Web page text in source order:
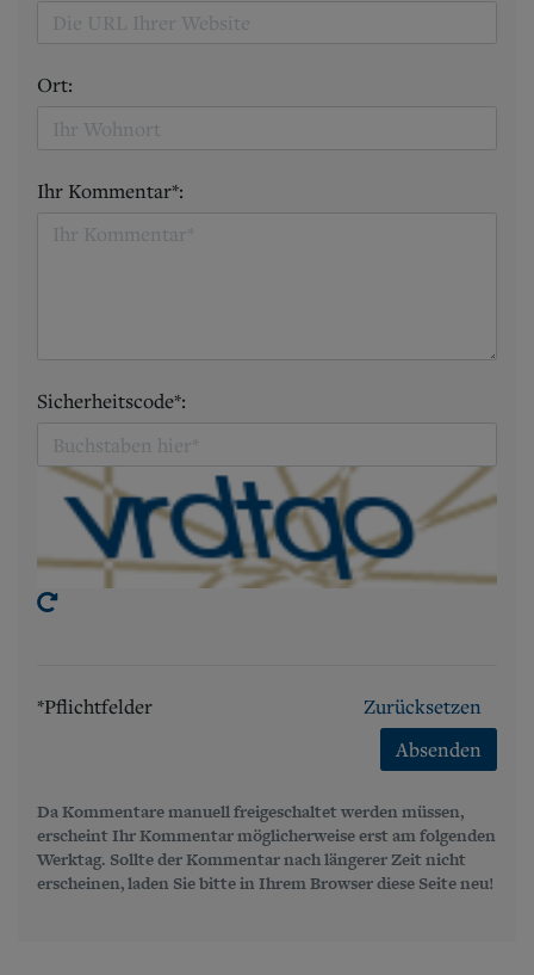
Ort:
Ihr Kommentar*:
Sicherheitscode*:
*Pflichtfelder
Zurücksetzen
Absenden
Da Kommentare manuell freigeschaltet werden müssen,
erscheint Ihr Kommentar möglicherweise erst am folgenden
Werktag. Sollte der Kommentar nach längerer Zeit nicht
erscheinen, laden Sie bitte in Ihrem Browser diese Seite neu!